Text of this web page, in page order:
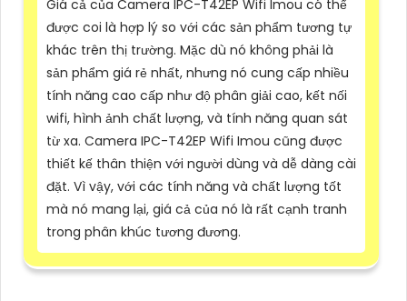
Giá cả của Camera IPC-T42EP Wifi Imou có thể
được coi là hợp lý so với các sản phẩm tương tự
khác trên thị trường. Mặc dù nó không phải là
sản phẩm giá rẻ nhất, nhưng nó cung cấp nhiều
tính năng cao cấp như độ phân giải cao, kết nối
wifi, hình ảnh chất lượng, và tính năng quan sát
từ xa. Camera IPC-T42EP Wifi Imou cũng được
thiết kế thân thiện với người dùng và dễ dàng cài
đặt. Vì vậy, với các tính năng và chất lượng tốt
mà nó mang lại, giá cả của nó là rất cạnh tranh
trong phân khúc tương đương.